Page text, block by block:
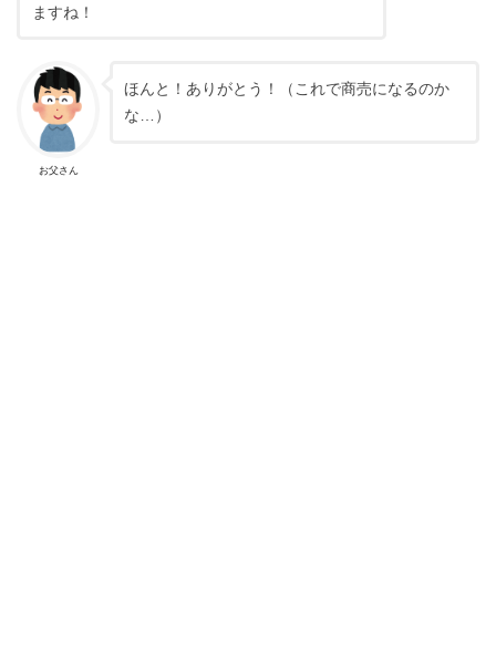
ますね！
お父さん
ほんと！ありがとう！（これで商売になるのか
な…）